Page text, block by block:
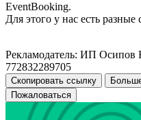
EventBooking.
Для этого у нас есть
Рекламодатель: ИП
772832289705
Скопировать ссылку
Пожаловаться